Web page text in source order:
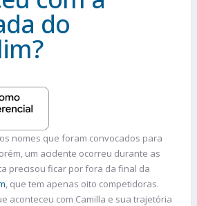
do
nomes que foram convocados para
um acidente ocorreu durante as
precisou ficar por fora da final da
, que tem apenas oito competidoras.
aconteceu com Camilla e sua trajetória